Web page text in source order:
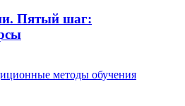
Пятый шаг: